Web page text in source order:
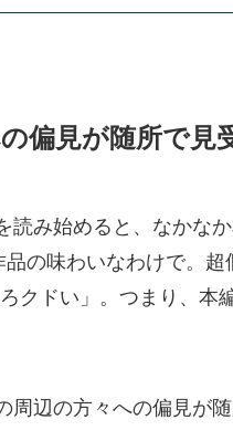
偏見が随所で見
読み始めると、なかな
品の味わいなわけで。
クドい」。つまり、本
周辺の方々への偏見が